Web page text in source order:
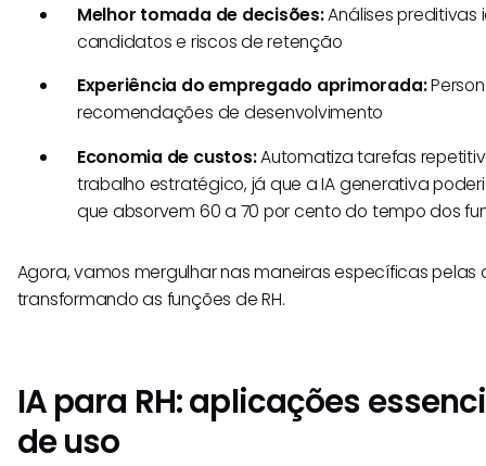
Melhor tomada de decisões:Análises preditivas
candidatos e riscos de retenção
Experiência do empregado aprimorada:
recomendações de desenvolvimento
Economia de custos:Automatiza tarefas
trabalho estratégico, já que a IA generativa
que absorvem 60 a 70 por cento do tempo dos
Agora, vamos mergulhar nas maneiras específicas pelas
transformando as funções de RH.
IA para RH: aplicações
de uso